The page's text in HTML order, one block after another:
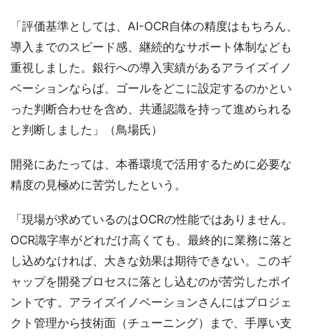
「評価基準としては、AI-OCR自体の精度はもちろん、
導入までのスピード感、継続的なサポート体制なども
重視しました。銀行への導入実績があるアライズイノ
ベーションならば、ゴールをどこに設定するのかとい
った判断合わせを含め、共通認識を持って進められる
と判断しました」（鳥場氏）
開発にあたっては、本番環境で活用するために必要な
精度の見極めに苦労したという。
「現場が求めているのはOCRの性能ではありません。
OCR識字率がどれだけ高くても、最終的に業務に落と
し込めなければ、大きな効果は期待できない。このギ
ャップを開発プロセスに落とし込むのが苦労したポイ
ントです。アライズイノベーションさんにはプロジェ
クト管理から技術面（チューニング）まで、手厚い支